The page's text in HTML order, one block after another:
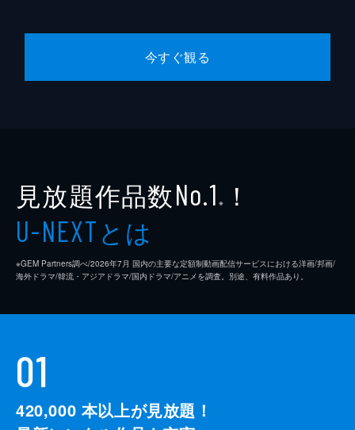
今すぐ観る
見放題作品数No.1 ※ ！
U-NEXTとは
※GEM Partners調べ/2026年7⽉ 国内の主要な定額制動画配信サービスにおける洋画/邦画/
海外ドラマ/韓流・アジアドラマ/国内ドラマ/アニメを調査。別途、有料作品あり。
01
420,000 本以上が見放題！